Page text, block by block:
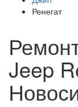
Ренегат
Jeep